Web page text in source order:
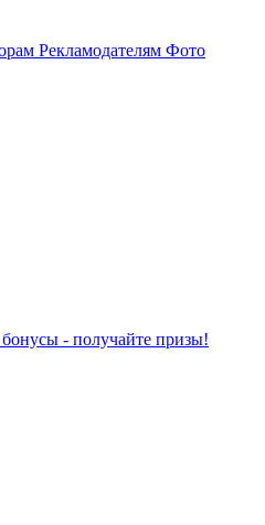
Рекламодателям Фото
- получайте призы!